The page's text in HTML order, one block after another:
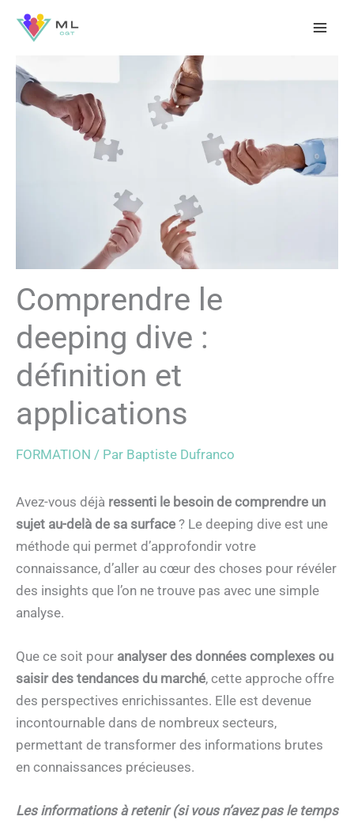
Aller
Comprendre le
deeping dive :
définition et
applications
FORMATION / Par Baptiste Dufranco
Avez-vous déjà ressenti le besoin de comprendre un
sujet au-delà de sa surface ? Le deeping dive est une
méthode qui permet d’approfondir votre
connaissance, d’aller au cœur des choses pour révéler
des insights que l’on ne trouve pas avec une simple
analyse.
Que ce soit pour analyser des données complexes ou
saisir des tendances du marché, cette approche offre
des perspectives enrichissantes. Elle est devenue
incontournable dans de nombreux secteurs,
permettant de transformer des informations brutes
en connaissances précieuses.
Les informations à retenir (si vous n’avez pas le temps